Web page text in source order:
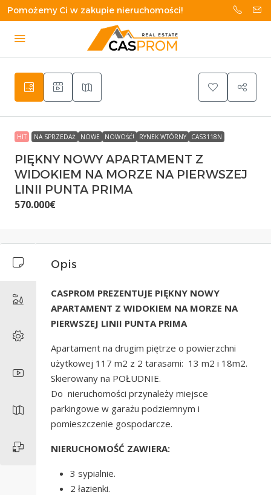
Pomożemy Ci w zakupie nieruchomości!
HIT NA SPRZEDAŻ NOWE NOWOŚĆ! RYNEK WTÓRNY CAS3118N
PIĘKNY NOWY APARTAMENT Z
WIDOKIEM NA MORZE NA PIERWSZEJ
LINII PUNTA PRIMA
570.000€
Opis
CASPROM PREZENTUJE PIĘKNY NOWY
APARTAMENT Z WIDOKIEM NA MORZE NA
PIERWSZEJ LINII PUNTA PRIMA
Apartament na drugim piętrze o powierzchni
użytkowej 117 m2 z 2 tarasami: 13 m2 i 18m2.
Skierowany na POŁUDNIE.
Do nieruchomości przynależy miejsce
parkingowe w garażu podziemnym i
pomieszczenie gospodarcze.
NIERUCHOMOŚĆ ZAWIERA:
3 sypialnie.
2 łazienki.